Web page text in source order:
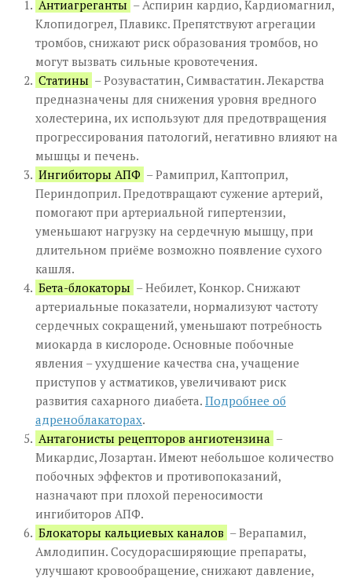
Антиагреганты – Аспирин кардио, Кардиомагнил,
Клопидогрел, Плавикс. Препятствуют агрегации
тромбов, снижают риск образования тромбов, но
могут вызвать сильные кровотечения.
Статины – Розувастатин, Симвастатин. Лекарства
предназначены для снижения уровня вредного
холестерина, их используют для предотвращения
прогрессирования патологий, негативно влияют на
мышцы и печень.
Ингибиторы АПФ – Рамиприл, Каптоприл,
Периндоприл. Предотвращают сужение артерий,
помогают при артериальной гипертензии,
уменьшают нагрузку на сердечную мышцу, при
длительном приёме возможно появление сухого
кашля.
Бета-блокаторы – Небилет, Конкор. Снижают
артериальные показатели, нормализуют частоту
сердечных сокращений, уменьшают потребность
миокарда в кислороде. Основные побочные
явления – ухудшение качества сна, учащение
приступов у астматиков, увеличивают риск
развития сахарного диабета. Подробнее об
адреноблакаторах.
Антагонисты рецепторов ангиотензина –
Микардис, Лозартан. Имеют небольшое количество
побочных эффектов и противопоказаний,
назначают при плохой переносимости
ингибиторов АПФ.
Блокаторы кальциевых каналов – Верапамил,
Амлодипин. Сосудорасширяющие препараты,
улучшают кровообращение, снижают давление,